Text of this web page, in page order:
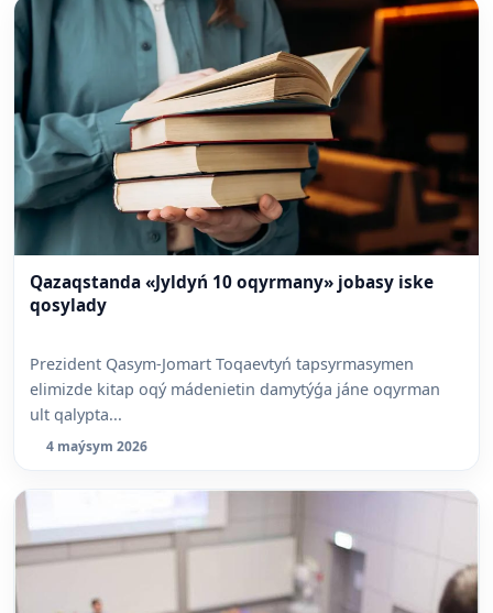
Qazaqstanda «Jyldyń 10 oqyrmany» jobasy iske
qosylady
Prezident Qasym-Jomart Toqaevtyń tapsyrmasymen
elimizde kitap oqý mádenietin damytýǵa jáne oqyrman
ult qalypta...
4 maýsym 2026